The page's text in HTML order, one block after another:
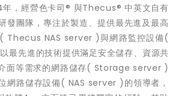
，經營色卡司® 與Thecus® 中英文自有
發團隊，專注於製造、提供最先進及最高
Thecus NAS server )與網路監控設備(
最先進的技術提供滿足安全儲存、資源共
面等需求的網路儲存( Storage server )
網路儲存設備( NAS server )的領導者，